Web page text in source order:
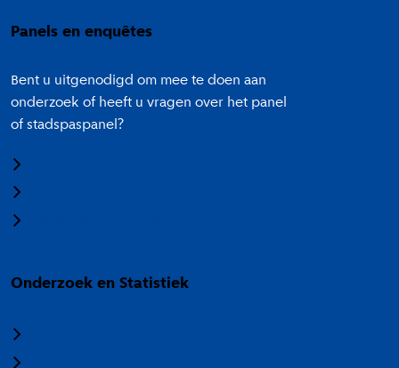
Panels en enquêtes
Bent u uitgenodigd om mee te doen aan
onderzoek of heeft u vragen over het panel
of stadspaspanel?
Onderzoek en Statistiek